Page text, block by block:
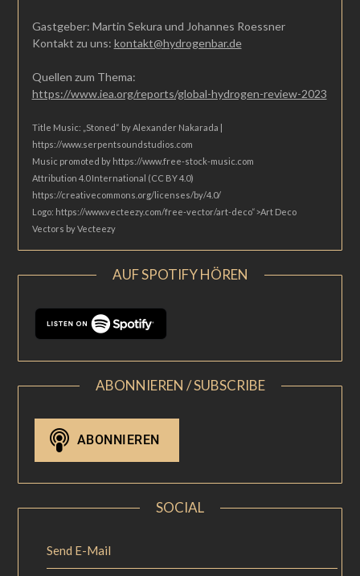
Gastgeber: Martin Sekura und Johannes Roessner
Kontakt zu uns: kontakt@hydrogenbar.de
Quellen zum Thema:
https://www.iea.org/reports/global-hydrogen-review-2023
Title Music: „Stoned“ by Alexander Nakarada |
https://www.serpentsoundstudios.com
Music promoted by https://www.free-stock-music.com
Attribution 4.0 International (CC BY 4.0)
https://creativecommons.org/licenses/by/4.0/
Logo: https://www.vecteezy.com/free-vector/art-deco“>Art Deco
Vectors by Vecteezy
AUF SPOTIFY HÖREN
ABONNIEREN / SUBSCRIBE
SOCIAL
Send E-Mail